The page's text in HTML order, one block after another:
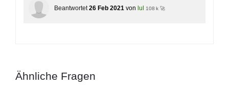
Beantwortet 26 Feb 2021 von lul 108 k 🚀
Ähnliche Fragen